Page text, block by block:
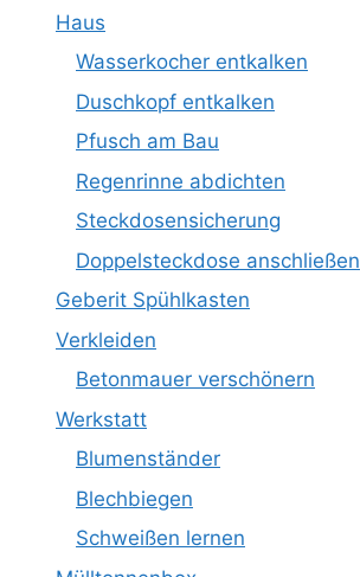
Haus
Wasserkocher entkalken
Duschkopf entkalken
Pfusch am Bau
Regenrinne abdichten
Steckdosensicherung
Doppelsteckdose anschließen
Geberit Spühlkasten
Verkleiden
Betonmauer verschönern
Werkstatt
Blumenständer
Blechbiegen
Schweißen lernen